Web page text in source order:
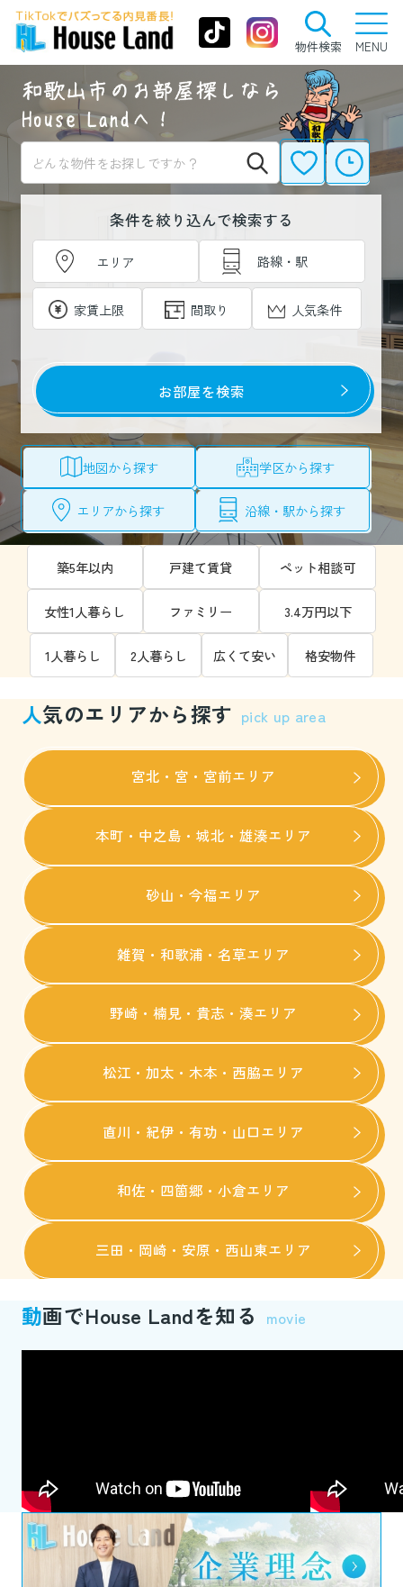
物件検索 MENU
条件を絞り込んで検索する
エリア 路線・駅
家賃上限 間取り 人気条件
お部屋を検索
地図から探す 学区から探す
エリアから探す 沿線・駅から探す
築5年以内 戸建て賃貸 ペット相談可
女性1人暮らし ファミリー 3.4万円以下
1人暮らし 2人暮らし 広くて安い 格安物件
人気のエリアから探す pick up area
宮北・宮・宮前エリア
本町・中之島・城北・雄湊エリア
砂山・今福エリア
雑賀・和歌浦・名草エリア
野崎・楠見・貴志・湊エリア
松江・加太・木本・西脇エリア
直川・紀伊・有功・山口エリア
和佐・四箇郷・小倉エリア
三田・岡崎・安原・西山東エリア
動画でHouse Landを知る movie